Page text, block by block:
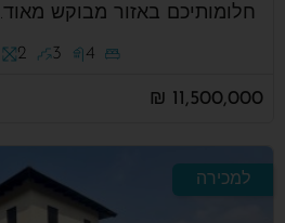
חלומותיכם באזור מבוקש מאוד.
4
3
2
11,500,000 ₪
למכירה